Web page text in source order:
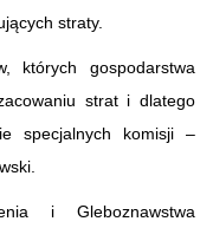
straty.
których gospodarstwa
strat i dlatego
specjalnych komisji –
i Gleboznawstwa